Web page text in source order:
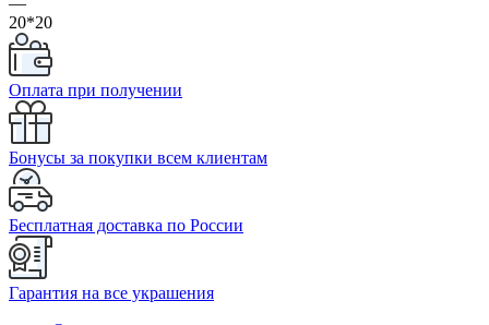
20*20
Оплата при получении
Бонусы за покупки всем клиентам
Бесплатная доставка по России
Гарантия на все украшения